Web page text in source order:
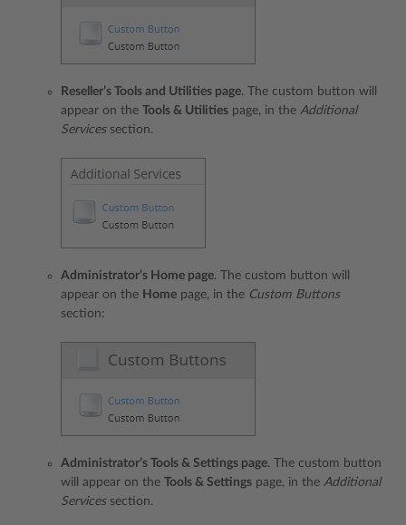
Reseller’s Tools and Utilities page. The custom button will
appear on the Tools & Utilities page, in the Additional
Servicessection.
Administrator’s Home page. The custom button will
appear on the Home page, in the Custom Buttons
section:
Administrator’s Tools & Settings page. The custom button
will appear on the Tools & Settings page, in the Additional
Servicessection.